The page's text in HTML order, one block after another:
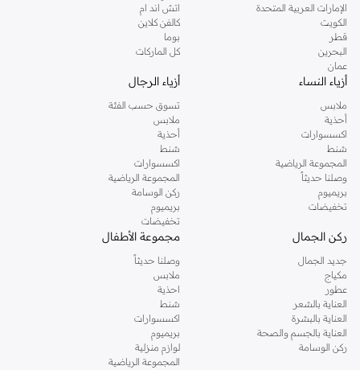
دوروثي بيركنز الشهيرة. تصفحي المجموعة كاملة في متجر دوروثي بيركنز اون لاين او
استخدمي القائمة لتحديد تجربة تسوق دوروثي بيركنز اون لاين. خدمة التوصيل السريعة
والدعم الاستثنائي يضمن لك تجربة تسوق ممتعة دائما مع نمشي.
الإمارات العربية المتحدة
الكويت
قطر
البحرين
عمان
اتش اند ام
كالفن كلاين
بوما
كل الماركات
أزياء النساء
ملابس
أحذية
اكسسوارات
شنط
المجموعة الرياضية
وصلنا حديثاً
بريميوم
تخفيضات
أزياء الرجال
تسوق حسب الفئة
ملابس
أحذية
شنط
اكسسوارات
المجموعة الرياضية
ركن الوسامة
بريميوم
تخفيضات
ركن الجمال
جديد الجمال
مكياج
عطور
العناية بالشعر
العناية بالبشرة
العناية بالجسم والصحة
ركن الوسامة
مجموعة الأطفال
وصلنا حديثاً
ملابس
احذية
شنط
اكسسوارات
بريميوم
لوازم منزلية
المجموعة الرياضية